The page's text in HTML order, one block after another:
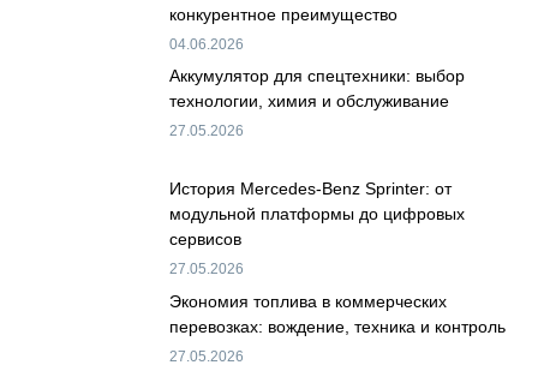
конкурентное преимущество
04.06.2026
Аккумулятор для спецтехники: выбор
технологии, химия и обслуживание
27.05.2026
История Mercedes-Benz Sprinter: от
модульной платформы до цифровых
сервисов
27.05.2026
Экономия топлива в коммерческих
перевозках: вождение, техника и контроль
27.05.2026